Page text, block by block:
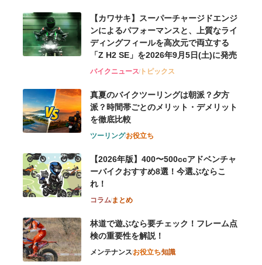
【カワサキ】スーパーチャージドエンジ
ンによるパフォーマンスと、上質なライ
ディングフィールを高次元で両立する
「Z H2 SE」を2026年9月5日(土)に発売
バイクニューストピックス
真夏のバイクツーリングは朝派？夕方
派？時間帯ごとのメリット・デメリット
を徹底比較
ツーリングお役立ち
【2026年版】400〜500ccアドベンチャ
ーバイクおすすめ8選！今選ぶならこ
れ！
コラムまとめ
林道で遊ぶなら要チェック！フレーム点
検の重要性を解説！
メンテナンスお役立ち知識